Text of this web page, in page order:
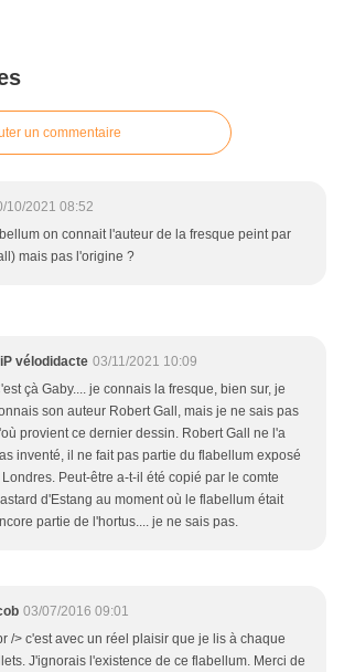
un commentaire
10/2021 08:52
on connait l'auteur de la fresque peint par
mais pas l'origine ?
vélodidacte 03/11/2021 10:09
çà Gaby.... je connais la fresque, bien sur, je
son auteur Robert Gall, mais je ne sais pas
provient ce dernier dessin. Robert Gall ne l'a
inventé, il ne fait pas partie du flabellum exposé
Londres. Peut-être a-t-il été copié par le comte
d'Estang au moment où le flabellum était
partie de l'hortus.... je ne sais pas.
03/07/2016 09:01
/> c'est avec un réel plaisir que je lis à chaque
J'ignorais l'existence de ce flabellum. Merci de